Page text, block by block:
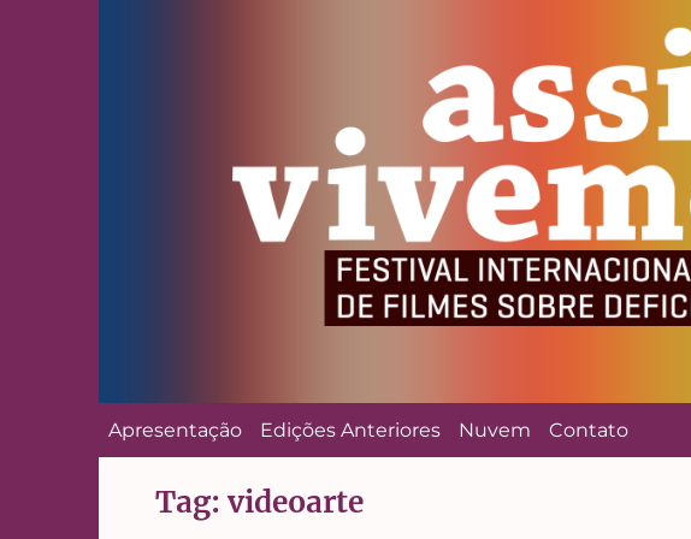
Apresentação Edições Anteriores Nuvem Contato
Tag:videoarte